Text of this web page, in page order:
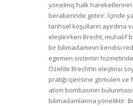
yönelmiş halk hareketlerinin
beraberinde getirir. İçinde
tarihsel koşulların ayırdına
eleştirirken Brecht, muhalif
bir bilimadamının kendisi
egemen sistemin
Özelde Brecht’in eleştirisi
pratiği içerisine gömülen ve
atom bombasının
bilimadamlarına yöneliktir.